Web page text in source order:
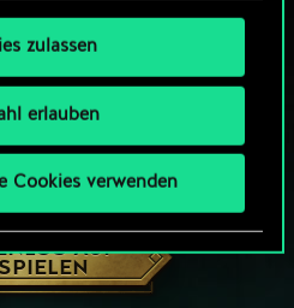
zulassen
erlauben
Cookies verwenden
RUNDE GWENT?
AUF